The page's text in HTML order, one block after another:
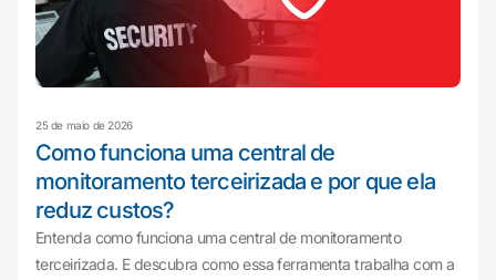
25 de maio de 2026
Como funciona uma central de
monitoramento terceirizada e por que ela
reduz custos?
Entenda como funciona uma central de monitoramento
terceirizada. E descubra como essa ferramenta trabalha com a